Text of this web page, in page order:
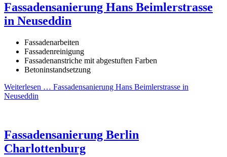
Fassadensanierung Hans Beimlerstrasse
in Neuseddin
Fassadenarbeiten
Fassadenreinigung
Fassadenanstriche mit abgestuften Farben
Betoninstandsetzung
Weiterlesen … Fassadensanierung Hans Beimlerstrasse in
Neuseddin
Fassadensanierung Berlin
Charlottenburg